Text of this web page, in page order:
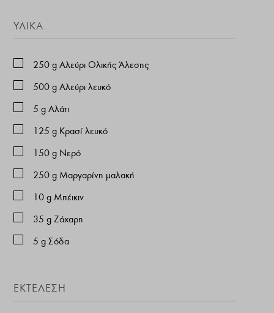
ΥΛΙΚΆ
250 g Αλεύρι Ολικής Άλεσης
500 g Αλεύρι λευκό
5 g Αλάτι
125 g Κρασί λευκό
150 g Νερό
250 g Μαργαρίνη μαλακή
10 g Μπέικιν
35 g Ζάχαρη
5 g Σόδα
ΕΚΤΈΛΕΣΗ